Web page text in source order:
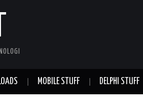
MOBILE STUFF DELPHI STUFF